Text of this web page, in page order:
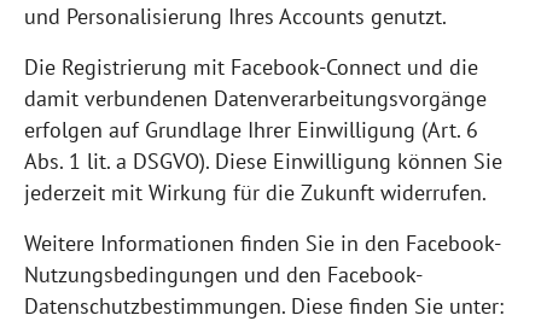
und Personalisierung Ihres Accounts genutzt.
Die Registrierung mit Facebook-Connect und die
damit verbundenen Datenverarbeitungsvorgänge
erfolgen auf Grundlage Ihrer Einwilligung (Art. 6
Abs. 1 lit. a DSGVO). Diese Einwilligung können Sie
jederzeit mit Wirkung für die Zukunft widerrufen.
Weitere Informationen finden Sie in den Facebook-
Nutzungsbedingungen und den Facebook-
Datenschutzbestimmungen. Diese finden Sie unter: